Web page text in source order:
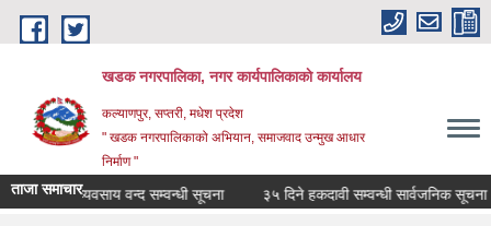
Skip to main content
खडक नगरपालिका, नगर कार्यपालिकाकाे कार्यालय
कल्याणपुर, सप्तरी, मधेश प्रदेश
" खडक नगरपालिकाको अभियान, समाजवाद उन्मुख आधार
निर्माण "
ताजा समाचार
व्यवसाय वन्द सम्वन्धी सूचना ३५ दिने हकदावी सम्वन्धी सार्वजनिक सूचना